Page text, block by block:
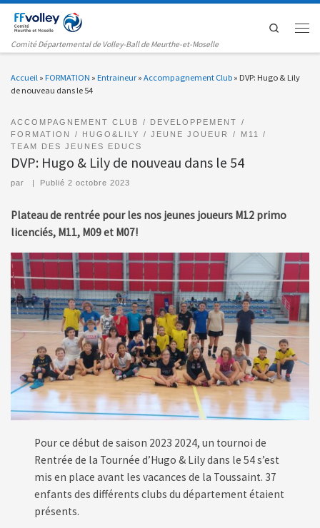
Passer au contenu
Comité Départemental de Volley-Ball de Meurthe-et-Moselle
Search
Accueil » FORMATION » Entraineur » Accompagnement Club » DVP: Hugo & Lily
de nouveau dans le 54
ACCOMPAGNEMENT CLUB
DEVELOPPEMENT
FORMATION
HUGO&LILY JEUNE JOUEUR
M11
TEAM DES JEUNES EDUCS
DVP: Hugo & Lily de nouveau dans le 54
par Publié 2 octobre 2023
Plateau de rentrée pour les nos jeunes joueurs M12 primo
licenciés, M11, M09 et M07!
Pour ce début de saison 2023 2024, un tournoi de
Rentrée de la Tournée d’Hugo & Lily dans le 54 s’est
mis en place avant les vacances de la Toussaint. 37
enfants des différents clubs du département étaient
présents.